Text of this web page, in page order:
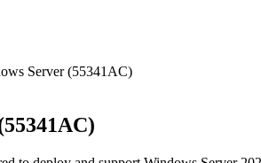
Server (55341AC)